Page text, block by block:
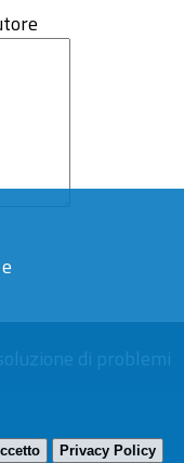
Privacy Policy
di problemi